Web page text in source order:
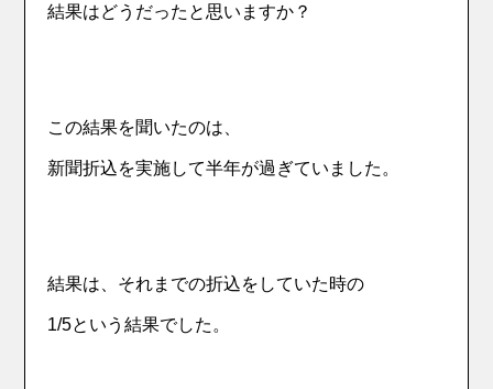
結果はどうだったと思いますか？
この結果を聞いたのは、
新聞折込を実施して半年が過ぎていました。
結果は、それまでの折込をしていた時の
1/5という結果でした。